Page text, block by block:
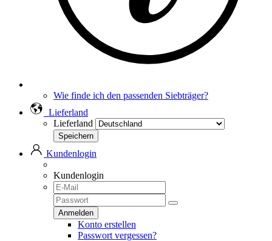
Wie finde ich den passenden Siebträger?
Lieferland
Lieferland
Kundenlogin
Kundenlogin
Konto erstellen
Passwort vergessen?